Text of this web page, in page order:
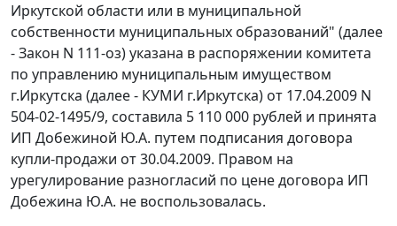
Иркутской области или в муниципальной
собственности муниципальных образований" (далее
-Закон N 111-оз) указана в распоряжении комитета
по управлению муниципальным имуществом
г.Иркутска (далее - КУМИ г.Иркутска) от 17.04.2009 N
504-02-1495/9, составила 5 110 000 рублей и принята
ИП Добежиной Ю.А. путем подписания договора
купли-продажи от 30.04.2009. Правом на
урегулирование разногласий по цене договора ИП
Добежина Ю.А. не воспользовалась.